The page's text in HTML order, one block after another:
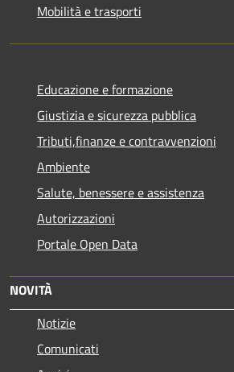
Mobilità e trasporti
Educazione e formazione
Giustizia e sicurezza pubblica
Tributi,finanze e contravvenzioni
Ambiente
Salute, benessere e assistenza
Autorizzazioni
Portale Open Data
NOVITÀ
Notizie
Comunicati